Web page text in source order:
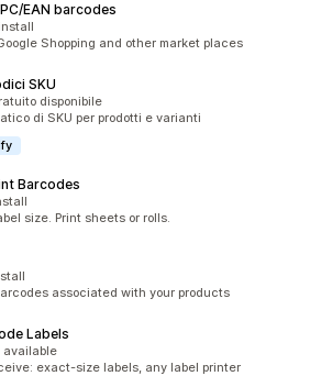
EAN barcodes
Shopping and other market places
SKU
disponibile
di SKU per prodotti e varianti
Barcodes
size. Print sheets or rolls.
associated with your products
Labels
available
exact-size labels, any label printer